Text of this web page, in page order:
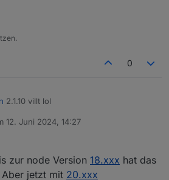
wird - hier die Pfad Angabe wo der
sein könnte.
0
2.1.10 villt lol
12. Juni 2024, 14:27
von
zur node Version 18.xxx hat das
jetzt mit 20.xxx